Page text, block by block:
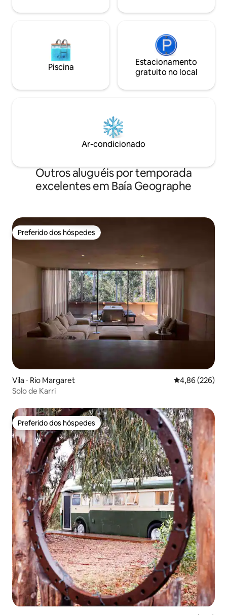
Piscina
Estacionamento
gratuito no local
Ar-condicionado
Outros aluguéis por temporada
excelentes em Baía Geographe
Preferido dos hóspedes
Preferido dos hóspedes
Vila ⋅ Rio Margaret 4,86 de uma
4,86 (226)
Solo de Karri
Preferido dos hóspedes
Preferido dos hóspedes